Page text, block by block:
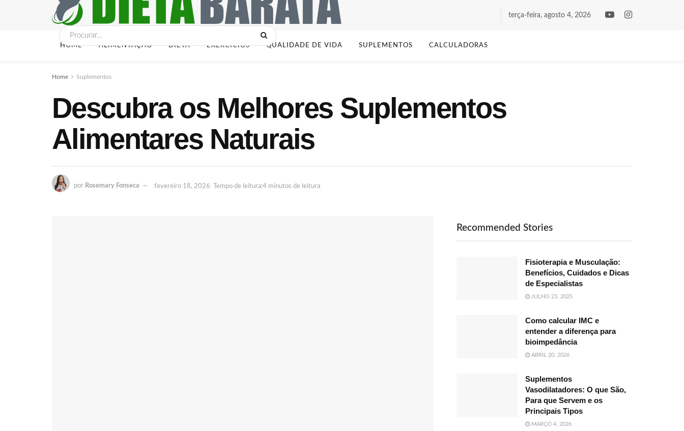
terça-feira, agosto 4, 2026
HOME ALIMENTAÇÃO DIETA EXERCÍCIOS QUALIDADE DE VIDA SUPLEMENTOS CALCULADORAS
Home Suplementos
Descubra os Melhores Suplementos
Alimentares Naturais
por Rosemary Fonseca fevereiro 18, 2026 Tempo de leitura:4 minutos de leitura
Recommended Stories
Fisioterapia e Musculação:
Benefícios, Cuidados e Dicas
de Especialistas
JULHO 23, 2025
Como calcular IMC e
entender a diferença para
bioimpedância
ABRIL 20, 2026
Suplementos
Vasodilatadores: O que São,
Para que Servem e os
Principais Tipos
MARÇO 4, 2026